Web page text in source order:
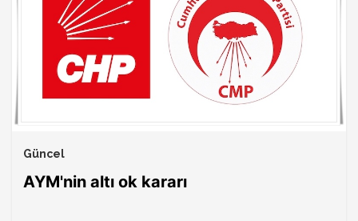
Güncel
AYM'nin altı ok kararı